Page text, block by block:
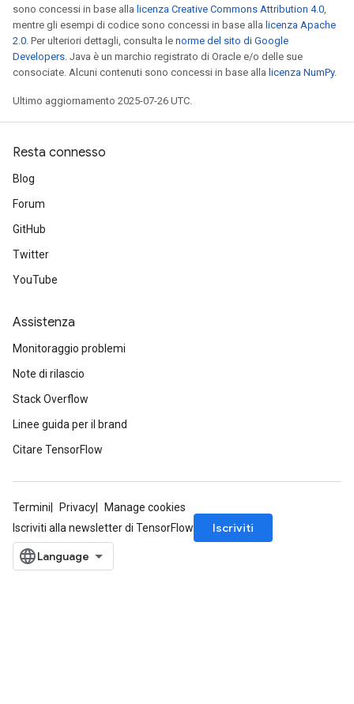
sono concessi in base alla licenza Creative Commons Attribution 4.0,
mentre gli esempi di codice sono concessi in base alla licenza Apache
2.0. Per ulteriori dettagli, consulta le norme del sito di Google
Developers. Java è un marchio registrato di Oracle e/o delle sue
consociate. Alcuni contenuti sono concessi in base alla licenza NumPy.
Ultimo aggiornamento 2025-07-26 UTC.
Resta connesso
Blog
Forum
GitHub
Twitter
YouTube
Assistenza
Monitoraggio problemi
Note di rilascio
Stack Overflow
Linee guida per il brand
Citare TensorFlow
Termini Privacy
Manage cookies
Iscriviti alla newsletter di TensorFlow
Iscriviti